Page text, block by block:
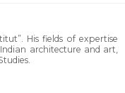
His fields of expertise
architecture and art,